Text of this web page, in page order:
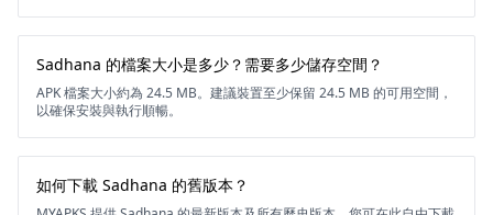
Sadhana 的檔案大小是多少？需要多少儲存空間？
APK 檔案大小約為 24.5 MB。建議裝置至少保留 24.5 MB 的可用空間，
以確保安裝與執行順暢。
如何下載 Sadhana 的舊版本？